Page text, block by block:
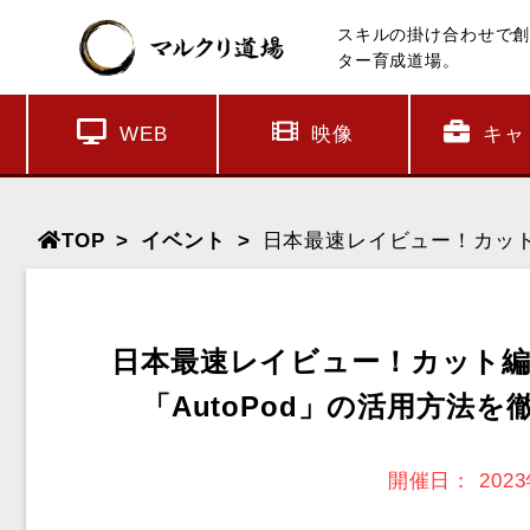
スキルの掛け合わせで
ター育成道場。
WEB 映像 キャ
TOP イベント 日本最速レイビュー！カッ
日本最速レイビュー！カット
「AutoPod」の活用方法を
開催日： 2023